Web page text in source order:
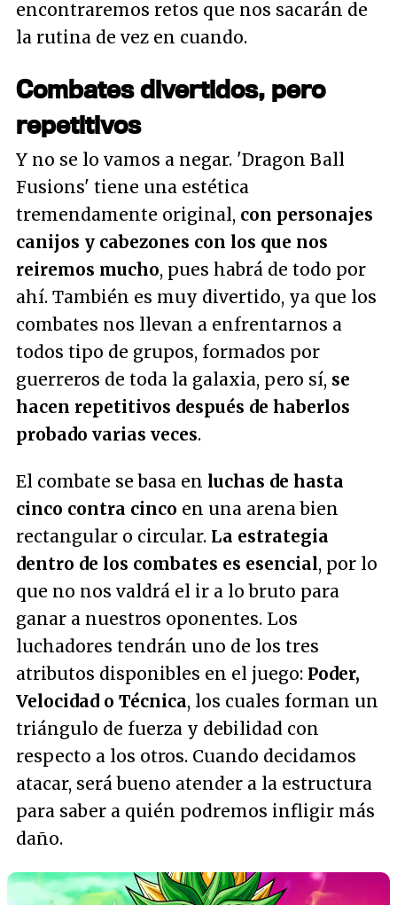
encontraremos retos que nos sacarán de
la rutina de vez en cuando.
Combates divertidos, pero
repetitivos
Y no se lo vamos a negar. 'Dragon Ball
Fusions' tiene una estética
tremendamente original, con personajes
canijos y cabezones con los que nos
reiremos mucho, pues habrá de todo por
ahí. También es muy divertido, ya que los
combates nos llevan a enfrentarnos a
todos tipo de grupos, formados por
guerreros de toda la galaxia, pero sí, se
hacen repetitivos después de haberlos
probado varias veces.
El combate se basa en luchas de hasta
cinco contra cinco en una arena bien
rectangular o circular. La estrategia
dentro de los combates es esencial, por lo
que no nos valdrá el ir a lo bruto para
ganar a nuestros oponentes. Los
luchadores tendrán uno de los tres
atributos disponibles en el juego: Poder,
Velocidad o Técnica, los cuales forman un
triángulo de fuerza y debilidad con
respecto a los otros. Cuando decidamos
atacar, será bueno atender a la estructura
para saber a quién podremos infligir más
daño.